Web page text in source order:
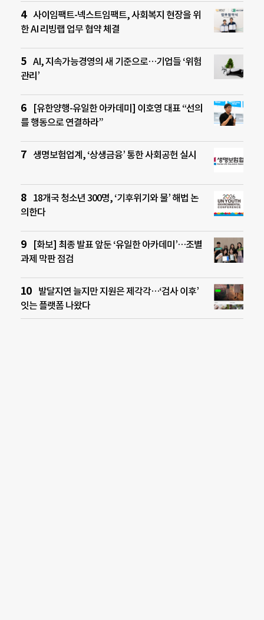
사이임팩트-넥스트임팩트, 사회복지 현장을 위
한 AI 리빙랩 업무 협약 체결
AI, 지속가능경영의 새 기준으로…기업들 ‘위험
관리’
[유한양행-유일한 아카데미] 이호영 대표 “선의
를 행동으로 연결하라”
생명보험업계, ‘상생금융’ 통한 사회공헌 실시
18개국 청소년 300명, ‘기후위기와 물’ 해법 논
의한다
[화보] 최종 발표 앞둔 ‘유일한 아카데미’…조별
과제 막판 점검
발달지연 늘지만 지원은 제각각…‘검사 이후’
잇는 플랫폼 나왔다